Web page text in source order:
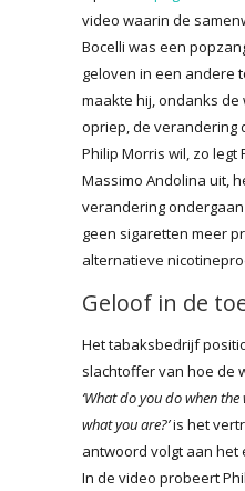
video waarin de
Bocelli was een
geloven in een andere
maakte hij, ondanks
opriep, de verandering
Philip Morris wil, zo legt
Massimo Andolina uit,
verandering
geen sigaretten meer
alternatieve
Geloof in de
Het tabaksbedrijf
slachtoffer van hoe de
‘What do you do when
what you are?’is het
antwoord volgt aan het
In de video probeert